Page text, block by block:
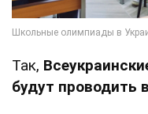
Так,
будут проводить